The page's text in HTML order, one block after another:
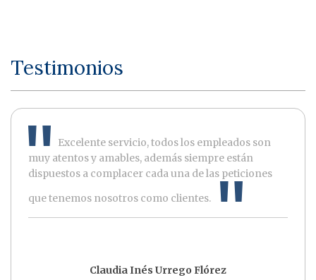
Testimonios
Excelente servicio, todos los empleados son
muy atentos y amables, además siempre están
dispuestos a complacer cada una de las peticiones
que tenemos nosotros como clientes.
Claudia Inés Urrego Flórez